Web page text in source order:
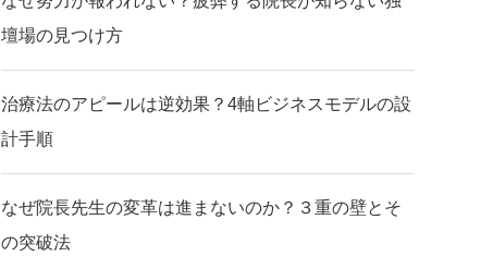
壇場の見つけ方
治療法のアピールは逆効果？4軸ビジネスモデルの設
計手順
なぜ院長先生の変革は進まないのか？３重の壁とそ
の突破法